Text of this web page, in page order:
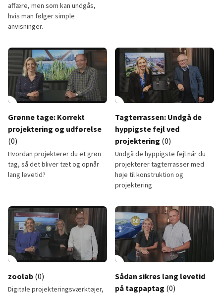
affære, men som kan undgås,
hvis man følger simple
anvisninger.
Grønne tage: Korrekt
projektering og udførelse
(0)
Hvordan projekterer du et grøn
tag, så det bliver tæt og opnår
lang levetid?
Grønne tage: Korrekt projektering og udførelse
play_circle
17:28
Tagterrassen: Undgå de
hyppigste fejl ved
projektering (0)
Undgå de hyppigste fejl når du
projekterer tagterrasser med
høje til konstruktion og
projektering
Tagterrassen: Undgå de
zoolab (0)
Digitale projekteringsværktøjer,
play_circle
8:47
Sådan sikres lang levetid
på tagpaptag (0)